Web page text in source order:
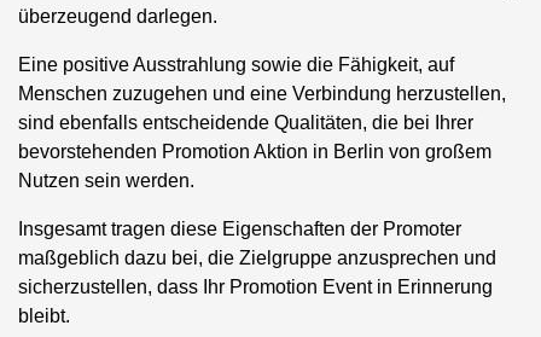
überzeugend darlegen.
Eine positive Ausstrahlung sowie die Fähigkeit, auf
Menschen zuzugehen und eine Verbindung herzustellen,
sind ebenfalls entscheidende Qualitäten, die bei Ihrer
bevorstehenden Promotion Aktion in Berlin von großem
Nutzen sein werden.
Insgesamt tragen diese Eigenschaften der Promoter
maßgeblich dazu bei, die Zielgruppe anzusprechen und
sicherzustellen, dass Ihr Promotion Event in Erinnerung
bleibt.